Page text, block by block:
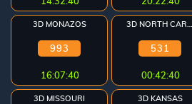
3D MONAZOS
993
16:07:40
531
00:42:40
3D MISSOURI 3D KANSAS